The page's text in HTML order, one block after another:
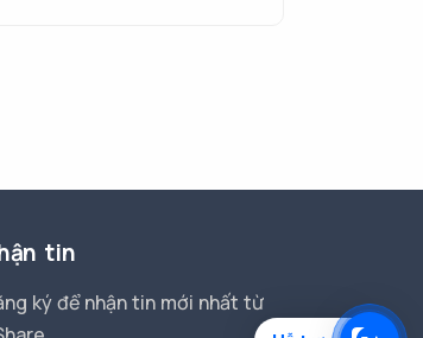
tin
ký để nhận tin mới nhất từ